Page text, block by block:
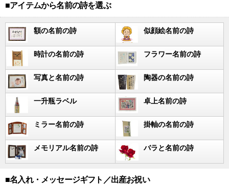
■アイテムから名前の詩を選ぶ
額の名前の詩 似顔絵名前の詩
時計の名前の詩 フラワー名前の詩
写真と名前の詩 陶器の名前の詩
一升瓶ラベル 卓上名前の詩
ミラー名前の詩 掛軸の名前の詩
メモリアル名前の詩 バラと名前の詩
■名入れ・メッセージギフト／出産お祝い